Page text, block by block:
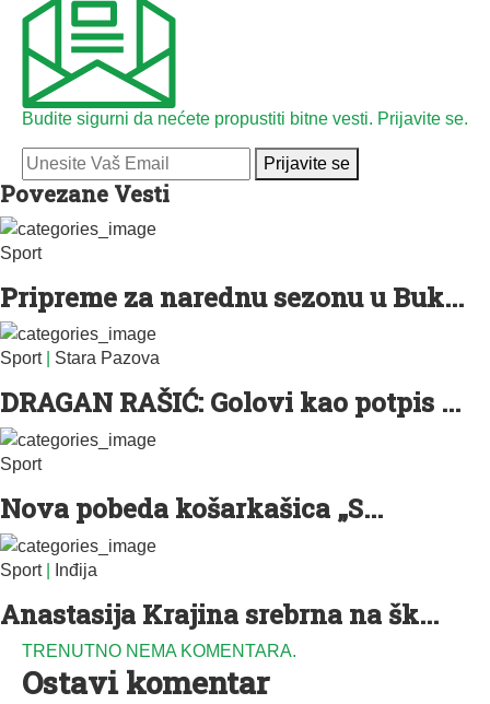
Budite sigurni da nećete propustiti bitne vesti. Prijavite se.
Prijavite se
Povezane Vesti
Sport
Pripreme za narednu sezonu u Buk...
Sport| Stara Pazova
DRAGAN RAŠIĆ: Golovi kao potpis ...
Sport
Nova pobeda košarkašica „S...
Sport| Inđija
Anastasija Krajina srebrna na šk...
TRENUTNO NEMA KOMENTARA.
Ostavi komentar